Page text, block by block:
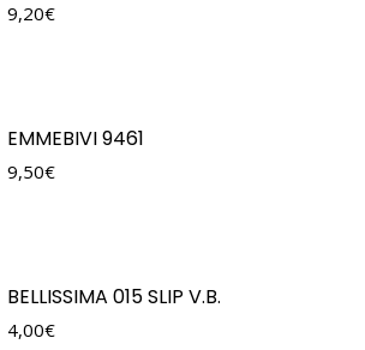
9,20€
EMMEBIVI 9461
9,50€
BELLISSIMA 015 SLIP V.B.
4,00€